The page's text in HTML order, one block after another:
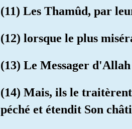
(11) Les Thamûd, par
(12) lorsque le plus
(13) Le Messager
(14) Mais, ils le
péché et étendit Son